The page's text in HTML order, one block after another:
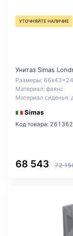
УТОЧНЯЙТЕ НАЛИЧИЕ
Унитаз Simas
Размеры:
Материал: фаянс
Материал сиденья:
Simas
Код товара: 261362
68 543 72